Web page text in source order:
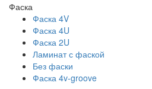
Фаска
Фаска 4V
Фаска 4U
Фаска 2U
Ламинат с фаской
Без фаски
Фаска 4v-groove